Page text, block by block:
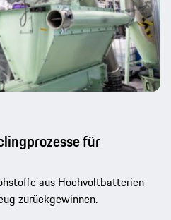
für
aus Hochvoltbatterien
zurückgewinnen.